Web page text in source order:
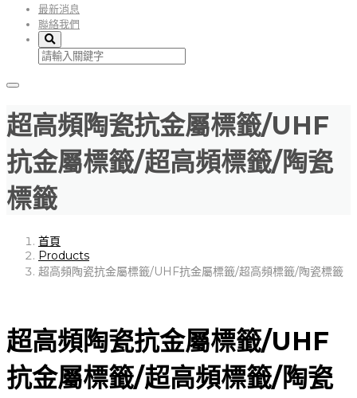
最新消息
聯絡我們
超高頻陶瓷抗金屬標籤/UHF
抗金屬標籤/超高頻標籤/陶瓷
標籤
首頁
Products
超高頻陶瓷抗金屬標籤/UHF抗金屬標籤/超高頻標籤/陶瓷標籤
超高頻陶瓷抗金屬標籤/UHF
抗金屬標籤/超高頻標籤/陶瓷